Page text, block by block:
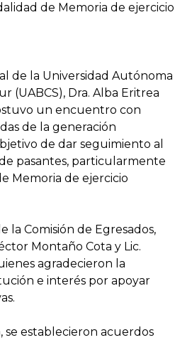
de Memoria de ejercicio
de la Universidad Autónoma
(UABCS), Dra. Alba Eritrea
un encuentro con
de la generación
de dar seguimiento al
pasantes, particularmente
Memoria de ejercicio
la Comisión de Egresados,
Montaño Cota y Lic.
agradecieron la
e interés por apoyar
se establecieron acuerdos